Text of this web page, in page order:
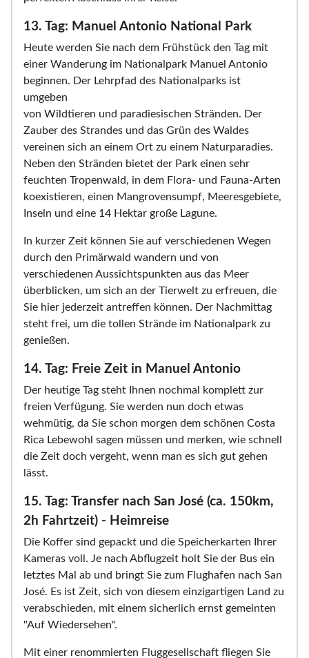
13. Tag: Manuel Antonio National Park
Heute werden Sie nach dem Frühstück den Tag mit
einer Wanderung im Nationalpark Manuel Antonio
beginnen. Der Lehrpfad des Nationalparks ist
umgeben
von Wildtieren und paradiesischen Stränden. Der
Zauber des Strandes und das Grün des Waldes
vereinen sich an einem Ort zu einem Naturparadies.
Neben den Stränden bietet der Park einen sehr
feuchten Tropenwald, in dem Flora- und Fauna-Arten
koexistieren, einen Mangrovensumpf, Meeresgebiete,
Inseln und eine 14 Hektar große Lagune.
In kurzer Zeit können Sie auf verschiedenen Wegen
durch den Primärwald wandern und von
verschiedenen Aussichtspunkten aus das Meer
überblicken, um sich an der Tierwelt zu erfreuen, die
Sie hier jederzeit antreffen können. Der Nachmittag
steht frei, um die tollen Strände im Nationalpark zu
genießen.
14. Tag: Freie Zeit in Manuel Antonio
Der heutige Tag steht Ihnen nochmal komplett zur
freien Verfügung. Sie werden nun doch etwas
wehmütig, da Sie schon morgen dem schönen Costa
Rica Lebewohl sagen müssen und merken, wie schnell
die Zeit doch vergeht, wenn man es sich gut gehen
lässt.
15. Tag: Transfer nach San José (ca. 150km,
2h Fahrtzeit) - Heimreise
Die Koffer sind gepackt und die Speicherkarten Ihrer
Kameras voll. Je nach Abflugzeit holt Sie der Bus ein
letztes Mal ab und bringt Sie zum Flughafen nach San
José. Es ist Zeit, sich von diesem einzigartigen Land zu
verabschieden, mit einem sicherlich ernst gemeinten
"Auf Wiedersehen".
Mit einer renommierten Fluggesellschaft fliegen Sie